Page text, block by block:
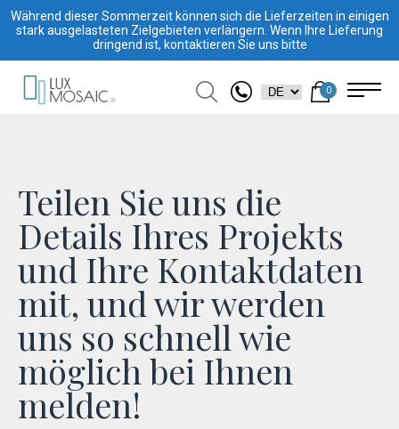
Während dieser Sommerzeit können sich die Lieferzeiten in einigen
stark ausgelasteten Zielgebieten verlängern. Wenn Ihre Lieferung
dringend ist, kontaktieren Sie uns bitte
0
Teilen Sie uns die
Details Ihres Projekts
und Ihre Kontaktdaten
mit, und wir werden
uns so schnell wie
möglich bei Ihnen
melden!